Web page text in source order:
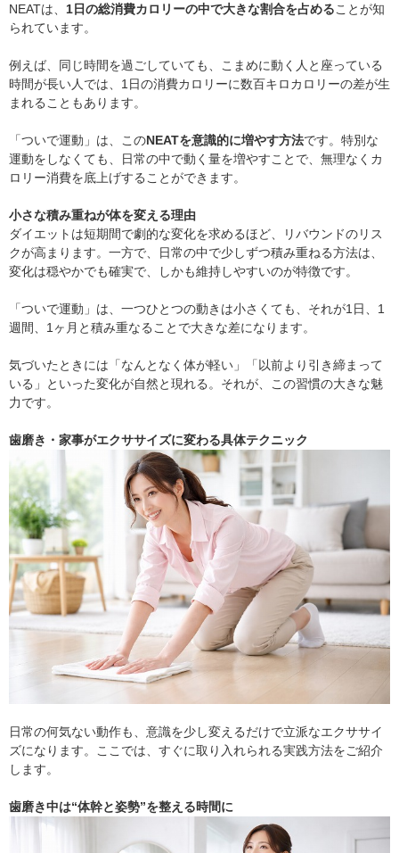
NEATは、 1日の総消費カロリーの中で大きな割合を占めることが知
られています。
例えば、同じ時間を過ごしていても、こまめに動く人と座っている
時間が長い人では、1日の消費カロリーに数百キロカロリーの差が生
まれることもあります。
「ついで運動」は、このNEATを意識的に増やす方法です。特別な
運動をしなくても、日常の中で動く量を増やすことで、無理なくカ
ロリー消費を底上げすることができます。
小さな積み重ねが体を変える理由
ダイエットは短期間で劇的な変化を求めるほど、リバウンドのリス
クが高まります。一方で、日常の中で少しずつ積み重ねる方法は、
変化は穏やかでも確実で、しかも維持しやすいのが特徴です。
「ついで運動」は、一つひとつの動きは小さくても、それが1日、1
週間、1ヶ月と積み重なることで大きな差になります。
気づいたときには「なんとなく体が軽い」「以前より引き締まって
いる」といった変化が自然と現れる。それが、この習慣の大きな魅
力です。
歯磨き・家事がエクササイズに変わる具体テクニック
日常の何気ない動作も、意識を少し変えるだけで立派なエクササイ
ズになります。ここでは、すぐに取り入れられる実践方法をご紹介
します。
歯磨き中は“体幹と姿勢”を整える時間に